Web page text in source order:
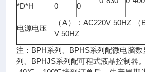
*D*H
0
0
电源电压
（A）：AC220V 50HZ
V 50HZ
注：BPH系列、BPHS系列配微电脑
列、BPHJS系列配可程式液晶控制器。